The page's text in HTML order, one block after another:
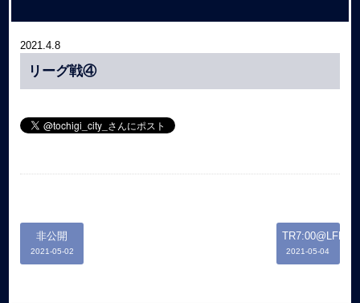
2021.4.8
リーグ戦④
非公開
2021-05-02
TR7:00@LFP
2021-05-04